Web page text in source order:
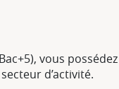
vous
d’activité.